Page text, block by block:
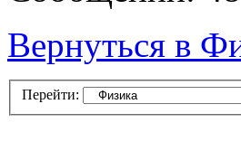
Вернуться в
Перейти: